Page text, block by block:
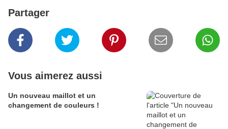
Partager
Vous aimerez aussi
Un nouveau maillot et un
changement de couleurs !